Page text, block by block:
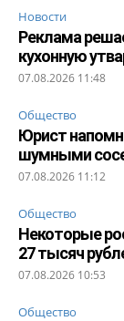
Новости
Реклама
кухонную
07.08.2026 11:48
Общество
Юрист
шумными
07.08.2026 11:12
Общество
Некоторые
27 тысяч
07.08.2026 10:53
Общество